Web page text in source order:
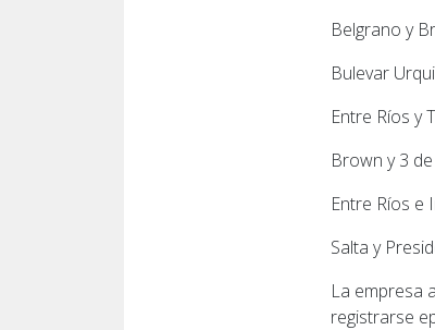
Belgrano y
Bulevar
Entre Ríos y
Brown y 3
Entre Ríos e
Salta y
La empresa
registrarse